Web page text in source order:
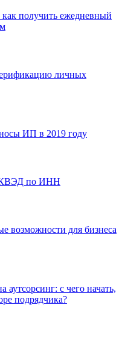
как получить ежедневный
личных
ИП в 2019 году
по ИНН
возможности для бизнеса
аутсорсинг: с чего начать,
подрядчика?